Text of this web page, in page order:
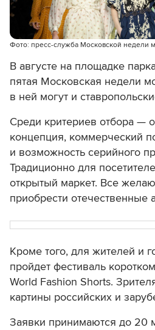
Фото: пресс-служба Московской недели
В августе на площадке
пятая Московская недели
в ней могут и
Среди критериев отбора —
концепция, коммерческий
и возможность серийного
Традиционно для
открытый маркет. Все
приобрести отечественные
Кроме того, для жителей и
пройдет фестиваль
World Fashion Shorts.
картины российских и
Заявки принимаются до 20